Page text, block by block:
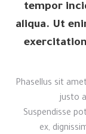
tempor
aliqua. Ut
Phasellus sit
justo
Suspendisse
ex,